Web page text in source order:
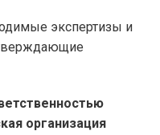
экспертизы и
организация